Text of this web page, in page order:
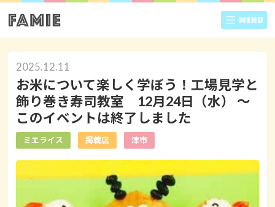
2025.12.11
お米について楽しく学ぼう！工場見学と
飾り巻き寿司教室 12月24日（水） ～
このイベントは終了しました
ミエライス 掲載店 津市